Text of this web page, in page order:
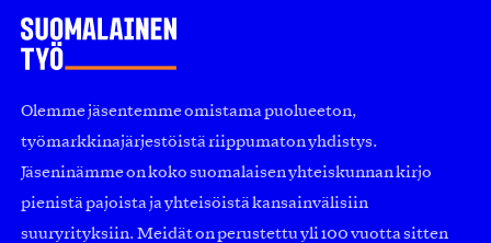
Olemme jäsentemme omistama puolueeton,
työmarkkinajärjestöistä riippumaton yhdistys.
Jäseninämme on koko suomalaisen yhteiskunnan kirjo
pienistä pajoista ja yhteisöistä kansainvälisiin
suuryrityksiin. Meidät on perustettu yli 100 vuotta sitten